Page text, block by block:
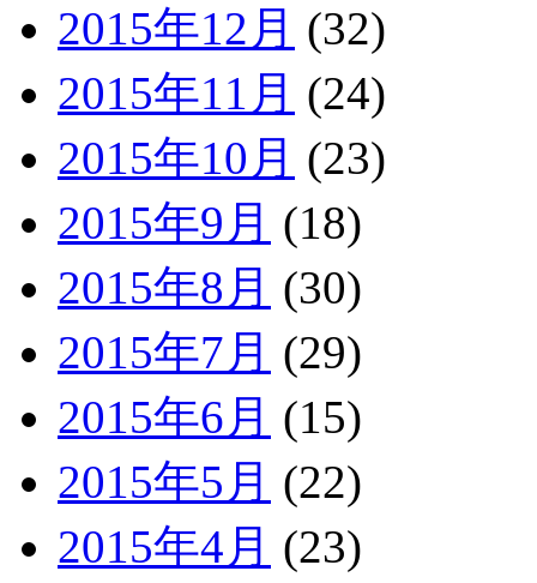
2015年12月 (32)
2015年11月 (24)
2015年10月 (23)
2015年9月 (18)
2015年8月 (30)
2015年7月 (29)
2015年6月 (15)
2015年5月 (22)
2015年4月 (23)